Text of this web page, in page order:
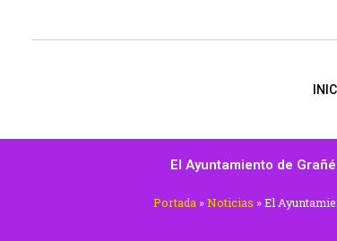
El Ayuntamiento de
Portada»Noticias »El